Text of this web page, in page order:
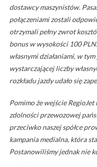
dostawcy maszynistów.
połączeniami zostali
otrzymali pełny zwrot
bonus w wysokości 100
własnymi działaniami, w
wystarczającej liczby
rozkładu jazdy udało się
Pomimo że wejście
zdolności przewozowej
przeciwko naszej spółce
kampania medialna, która
Postanowiliśmy jednak nie